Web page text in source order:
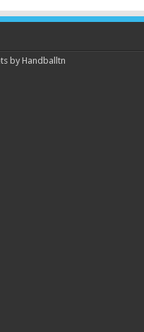
by Handballtn